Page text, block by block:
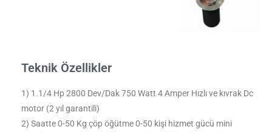
Teknik Özellikler
1) 1.1/4 Hp 2800 Dev/Dak 750 Watt 4 Amper Hızlı ve kıvrak Dc
motor (2 yıl garantili)
2) Saatte 0-50 Kg çöp öğütme 0-50 kişi hizmet gücü mini